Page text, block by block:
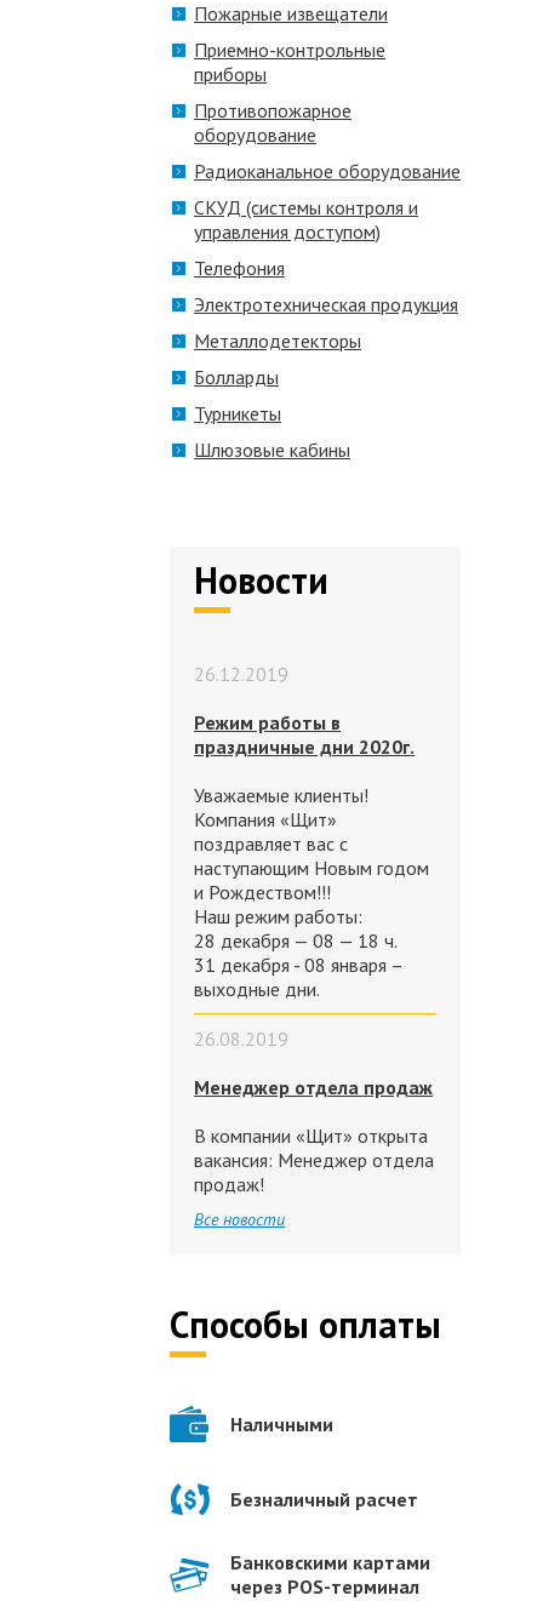
Пожарные извещатели
Приемно-контрольные
приборы
Противопожарное
оборудование
Радиоканальное оборудование
СКУД (системы контроля и
управления доступом)
Телефония
Электротехническая продукция
Металлодетекторы
Болларды
Турникеты
Шлюзовые кабины
Новости
26.12.2019
Режим работы в
праздничные дни 2020г.
Уважаемые клиенты!
Компания «Щит»
поздравляет вас с
наступающим Новым годом
и Рождеством!!!
Наш режим работы:
28 декабря — 08 — 18 ч.
31 декабря - 08 января –
выходные дни.
26.08.2019
Менеджер отдела продаж
В компании «Щит» открыта
вакансия: Менеджер отдела
продаж!
Все новости
Способы оплаты
Наличными
Безналичный расчет
Банковскими картами
через POS-терминал